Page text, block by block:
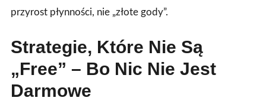
przyrost płynności, nie „złote gody”.
Strategie, Które Nie Są
„Free” – Bo Nic Nie Jest
Darmowe